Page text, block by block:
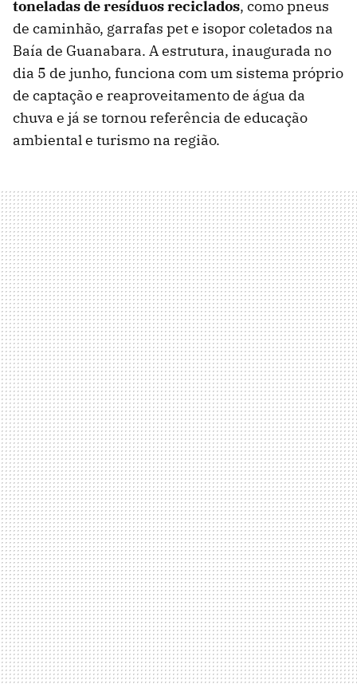
toneladas de resíduos reciclados, como pneus
de caminhão, garrafas pet e isopor coletados na
Baía de Guanabara. A estrutura, inaugurada no
dia 5 de junho, funciona com um sistema próprio
de captação e reaproveitamento de água da
chuva e já se tornou referência de educação
ambiental e turismo na região.